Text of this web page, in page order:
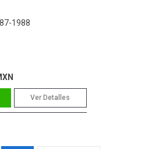
1988
Ver Detalles